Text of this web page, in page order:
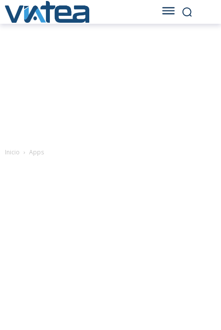
Inicio Apps